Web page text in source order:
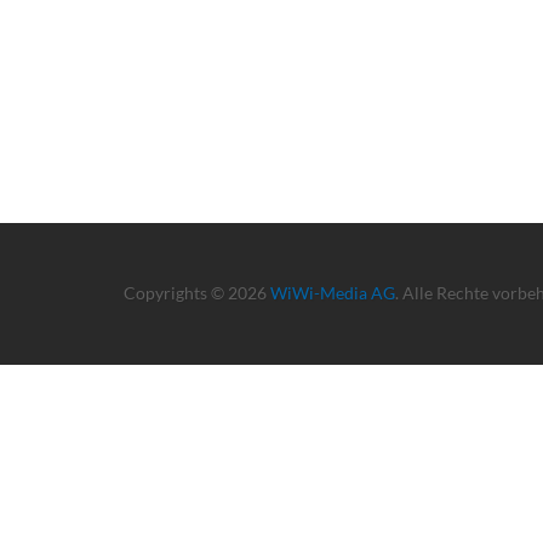
Copyrights © 2026 WiWi-Media AG. Alle Rechte